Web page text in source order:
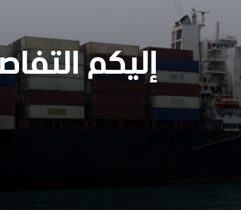
إليكم